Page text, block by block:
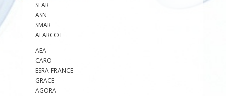
SFAR
ASN
SMAR
AFARCOT
AEA
CARO
ESRA-FRANCE
GRACE
AGORA